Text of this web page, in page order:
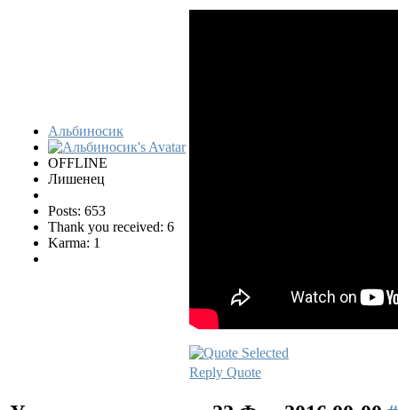
Альбиносик
OFFLINE
Лишенец
Posts: 653
Thank you received: 6
Karma: 1
Reply Quote